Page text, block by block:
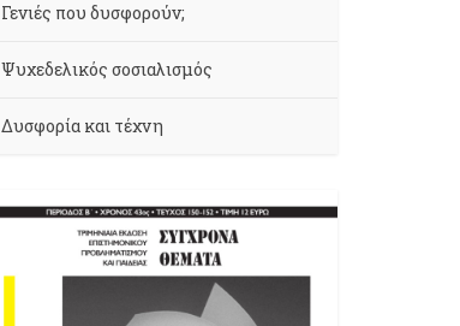
Γενιές που δυσφορούν;
Ψυχεδελικός σοσιαλισμός
Δυσφορία και τέχνη